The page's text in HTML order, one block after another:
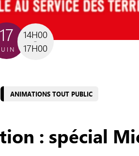
17
14H00
17H00
ANIMATIONS TOUT PUBLIC
: spécial